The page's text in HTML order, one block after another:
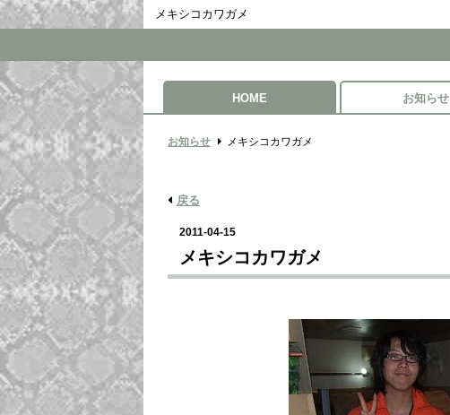
メキシコカワガメ
HOME お知らせ
お知らせ メキシコカワガメ
戻る
2011-04-15
メキシコカワガメ